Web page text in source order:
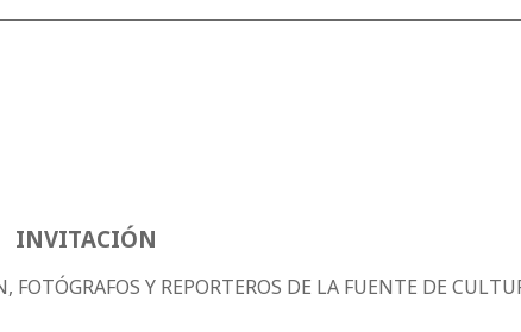
INVITACIÓN
FOTÓGRAFOS Y REPORTEROS DE LA FUENTE DE